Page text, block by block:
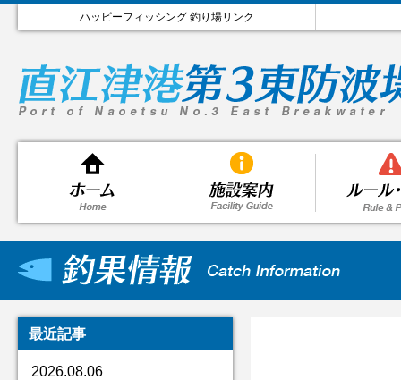
ハッピーフィッシング 釣り場リンク
最近記事
2026.08.06